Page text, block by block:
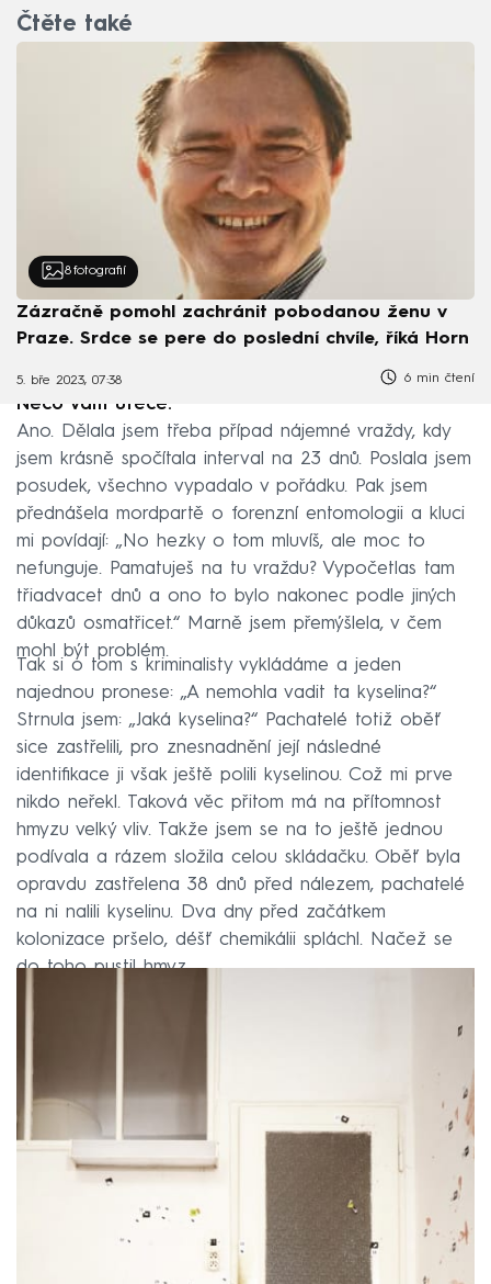
Čtěte také
8 fotografií
Zázračně pomohl zachránit pobodanou ženu v
Praze. Srdce se pere do poslední chvíle, říká Horn
5. bře 2023, 07:38 6 min čtení
Něco vám uteče.
Ano. Dělala jsem třeba případ nájemné vraždy, kdy
jsem krásně spočítala interval na 23 dnů. Poslala jsem
posudek, všechno vypadalo v pořádku. Pak jsem
přednášela mordpartě o forenzní entomologii a kluci
mi povídají: „No hezky o tom mluvíš, ale moc to
nefunguje. Pamatuješ na tu vraždu? Vypočetlas tam
třiadvacet dnů a ono to bylo nakonec podle jiných
důkazů osmatřicet.“ Marně jsem přemýšlela, v čem
mohl být problém.
Tak si o tom s kriminalisty vykládáme a jeden
najednou pronese: „A nemohla vadit ta kyselina?“
Strnula jsem: „Jaká kyselina?“ Pachatelé totiž oběť
sice zastřelili, pro znesnadnění její následné
identifikace ji však ještě polili kyselinou. Což mi prve
nikdo neřekl. Taková věc přitom má na přítomnost
hmyzu velký vliv. Takže jsem se na to ještě jednou
podívala a rázem složila celou skládačku. Oběť byla
opravdu zastřelena 38 dnů před nálezem, pachatelé
na ni nalili kyselinu. Dva dny před začátkem
kolonizace pršelo, déšť chemikálii spláchl. Načež se
do toho pustil hmyz.